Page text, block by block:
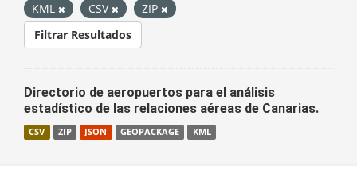
KML
CSV
ZIP
Filtrar Resultados
Directorio de aeropuertos para el análisis
estadístico de las relaciones aéreas de Canarias.
CSV ZIP JSON GEOPACKAGE KML